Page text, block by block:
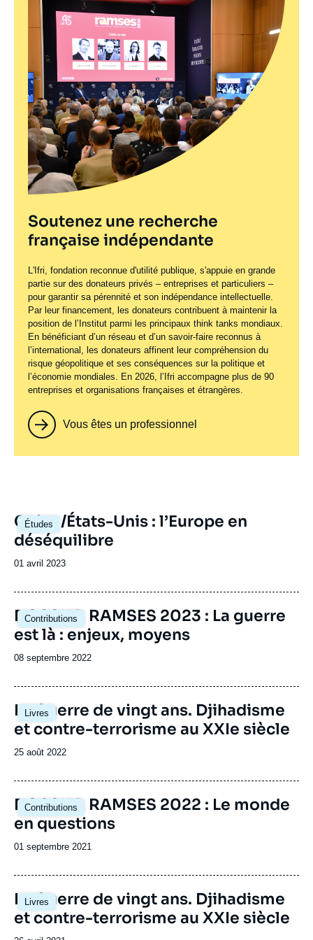
Soutenez une recherche
française indépendante
L'Ifri, fondation reconnue d'utilité publique, s'appuie en grande
partie sur des donateurs privés – entreprises et particuliers –
pour garantir sa pérennité et son indépendance intellectuelle.
Par leur financement, les donateurs contribuent à maintenir la
position de l’Institut parmi les principaux think tanks mondiaux.
En bénéficiant d’un réseau et d’un savoir-faire reconnus à
l’international, les donateurs affinent leur compréhension du
risque géopolitique et ses conséquences sur la politique et
l’économie mondiales. En 2026, l’Ifri accompagne plus de 90
entreprises et organisations françaises et étrangères.
Vous êtes un professionnel
Études
Image
principale
Chine/États-Unis : l’Europe en
déséquilibre
Date
publication
01 avril 2023
Contributions
Image
principale
DOSSIER RAMSES 2023 : La guerre
est là : enjeux, moyens
Date
publication
08 septembre 2022
Livres
Image
principale
La Guerre de vingt ans. Djihadisme
et contre-terrorisme au XXIe siècle
Date
publication
25 août 2022
Contributions
Image
principale
DOSSIER RAMSES 2022 : Le monde
en questions
Date
publication
01 septembre 2021
Livres
Image
principale
La Guerre de vingt ans. Djihadisme
et contre-terrorisme au XXIe siècle